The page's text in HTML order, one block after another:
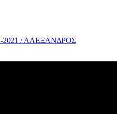
2021 / ΑΛΕΞΑΝΔΡΟΣ